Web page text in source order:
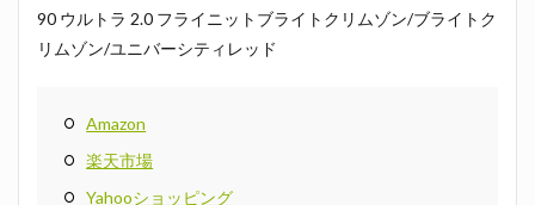
90 ウルトラ 2.0 フライニットブライトクリムゾン/ブライトク
リムゾン/ユニバーシティレッド
Amazon
楽天市場
Yahooショッピング